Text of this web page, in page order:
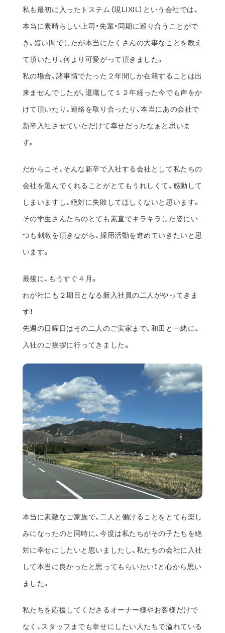
私も最初に入ったトステム（現LIXIL）という会社では、
本当に素晴らしい上司・先輩・同期に巡り合うことがで
き、短い間でしたが本当にたくさんの大事なことを教え
て頂いたり、何より可愛がって頂きました。
私の場合、諸事情でたった２年間しか在籍することは出
来ませんでしたが、退職して１２年経った今でも声をか
けて頂いたり、連絡を取り合ったり、本当にあの会社で
新卒入社させていただけて幸せだったなぁと思いま
す。
だからこそ、そんな新卒で入社する会社として私たちの
会社を選んでくれることがとてもうれしくて、感動して
しまいますし、絶対に失敗してほしくないと思います。
その学生さんたちのとても素直でキラキラした姿にい
つも刺激を頂きながら、採用活動を進めていきたいと思
います。
最後に、もうすぐ４月。
わが社にも２期目となる新入社員の二人がやってきま
す！
先週の日曜日はその二人のご実家まで、和田と一緒に、
入社のご挨拶に行ってきました。
本当に素敵なご家族で、二人と働けることをとても楽し
みになったのと同時に、今度は私たちがその子たちを絶
対に幸せにしたいと思いましたし、私たちの会社に入社
して本当に良かったと思ってもらいたい！と心から思い
ました。
私たちを応援してくださるオーナー様やお客様だけで
なく、スタッフまでも幸せにしたい人たちで溢れている